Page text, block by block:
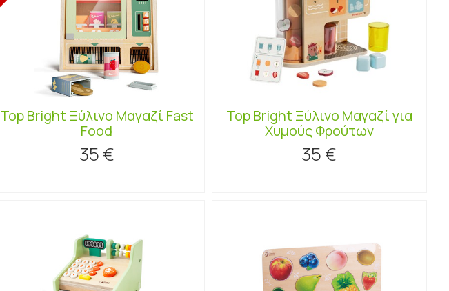
Top Bright Ξύλινο Μαγαζί Fast
Food
35 €
Top Bright Ξύλινο Μαγαζί για
Χυμούς Φρούτων
35 €